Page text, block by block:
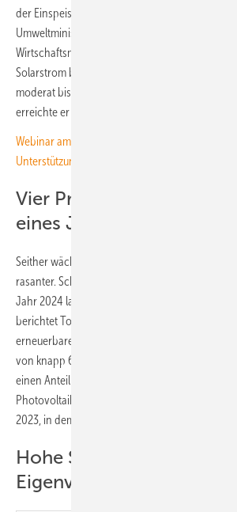
der Einspeisevergütung durch den damals
Umweltminister Norbert Röttgen (CDU) auf
Wirtschaftsminister Philipp Rösler (FDP) – lag
Solarstrom bei 0,25 Terawattstunden. In den
moderat bis 2020 auf 3,55 Terawattstunden. Nur
erreichte er einen Wert von 5,57
Webinar am 10. Dezember: Mehr Aufträge mit
Unterstützung generieren
Vier Prozent Steigerung
eines Jahres
Seither wächst die Solarstrommenge, die vor
rasanter. Schon im Jahr 2023 lag sie bei 8,20
Jahr 2024 lag der Eigenverbrauch nun bei 12,28
berichtet Tobias Reuther, Datenexperte für
erneuerbaren Energien am Fraunhofer ISE. „Bei
von knapp 60 Terawattstunden hat der
einen Anteil von 17 Prozent an der
Photovoltaik. Das ist eine merkliche Steigerung
2023, in dem der Anteil 13 Prozent betrug.“
Hohe Strompreise treiben
Eigenverbrauch